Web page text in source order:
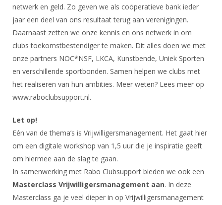
Formulieren
Alle Verenigingen
Verenigingsondersteuning
Witte Vlekkenplan
Overschrijven leden
Veteranenwedstrijden
Wedstrijdorganisatie
Aanvragen van scheidsrechters
Import inschrijvingen uit Nahouw
Verwerk wedstrijduitslagen
NK organiseren
Promotie en logo
Scheidsrechterslijst
Scheidsrechter Documentatie
Opleidingen
Tuchtzaken
Bibliotheek
Touché
netwerk en geld. Zo geven we als coöperatieve bank ieder
jaar een deel van ons resultaat terug aan verenigingen.
Daarnaast zetten we onze kennis en ons netwerk in om
clubs toekomstbestendiger te maken. Dit alles doen we met
onze partners NOC*NSF, LKCA, Kunstbende, Uniek Sporten
en verschillende sportbonden. Samen helpen we clubs met
het realiseren van hun ambities. Meer weten? Lees meer op
www.raboclubsupport.nl.
Let op!
Eén van de thema’s is Vrijwilligersmanagement. Het gaat hier
om een digitale workshop van 1,5 uur die je inspiratie geeft
om hiermee aan de slag te gaan.
In samenwerking met Rabo Clubsupport bieden we ook een
Masterclass Vrijwilligersmanagement aan. In deze
Masterclass ga je veel dieper in op Vrijwilligersmanagement